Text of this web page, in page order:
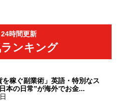
24時間更新
ランキング
を稼ぐ副業術」英語・特別なス
本の日常”が海外でお金...